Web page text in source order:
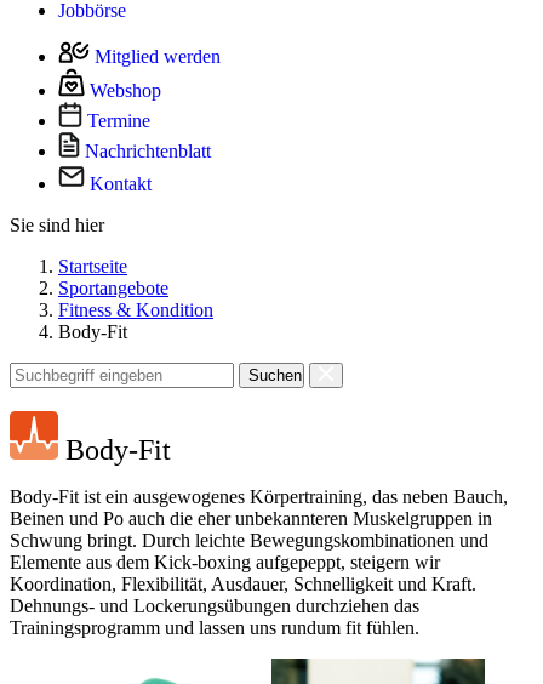
Jobbörse
Mitglied werden
Webshop
Termine
Nachrichtenblatt
Kontakt
Sie sind hier
Startseite
Sportangebote
Fitness & Kondition
Body-Fit
Suchen
Body-Fit
Body-Fit ist ein ausgewogenes Körpertraining, das neben Bauch,
Beinen und Po auch die eher unbekannteren Muskelgruppen in
Schwung bringt. Durch leichte Bewegungskombinationen und
Elemente aus dem Kick-boxing aufgepeppt, steigern wir
Koordination, Flexibilität, Ausdauer, Schnelligkeit und Kraft.
Dehnungs- und Lockerungsübungen durchziehen das
Trainingsprogramm und lassen uns rundum fit fühlen.